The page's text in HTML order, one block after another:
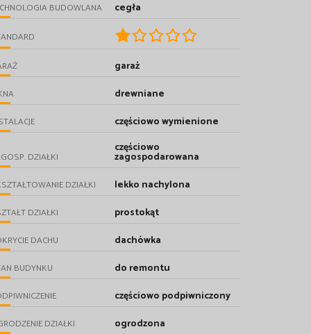
BUDOWLANA cegła
garaż
drewniane
częściowo wymienione
DZIAŁKI
częściowo
zagospodarowana
DZIAŁKI lekko nachylona
DZIAŁKI prostokąt
DACHU dachówka
BUDYNKU do remontu
częściowo podpiwniczony
DZIAŁKI ogrodzona